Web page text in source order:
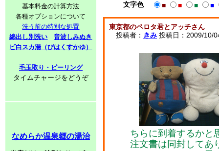
基本料金の計算方法
各種オプションについて
洗う前の特別な処置
綿出し別洗い
音波しみぬき
ビ白スカ湯（びはくすかゆ）
毛玉取り・ピーリング
タイムチャージをどうぞ
なめらか温泉郷の湯治
文字色
■ ■ ■ ■
東京都のペロタ君とアッチさん
投稿者： きみ 投稿日：2009/10/
ちらに到着するかと
注文書は同封してあ